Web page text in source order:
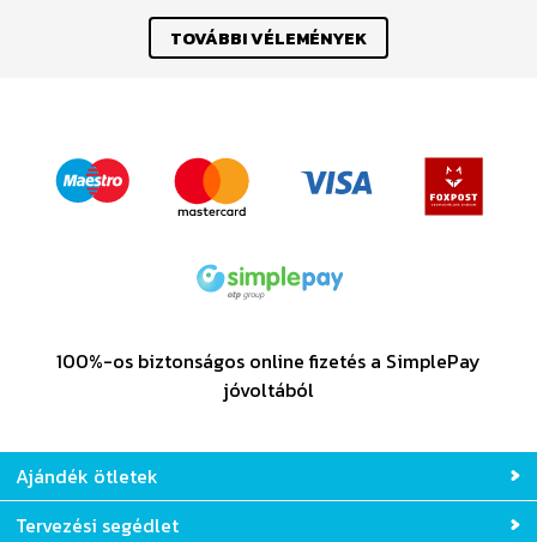
TOVÁBBI VÉLEMÉNYEK
100%-os biztonságos online fizetés a SimplePay
jóvoltából
Ajándék ötletek
Tervezési segédlet